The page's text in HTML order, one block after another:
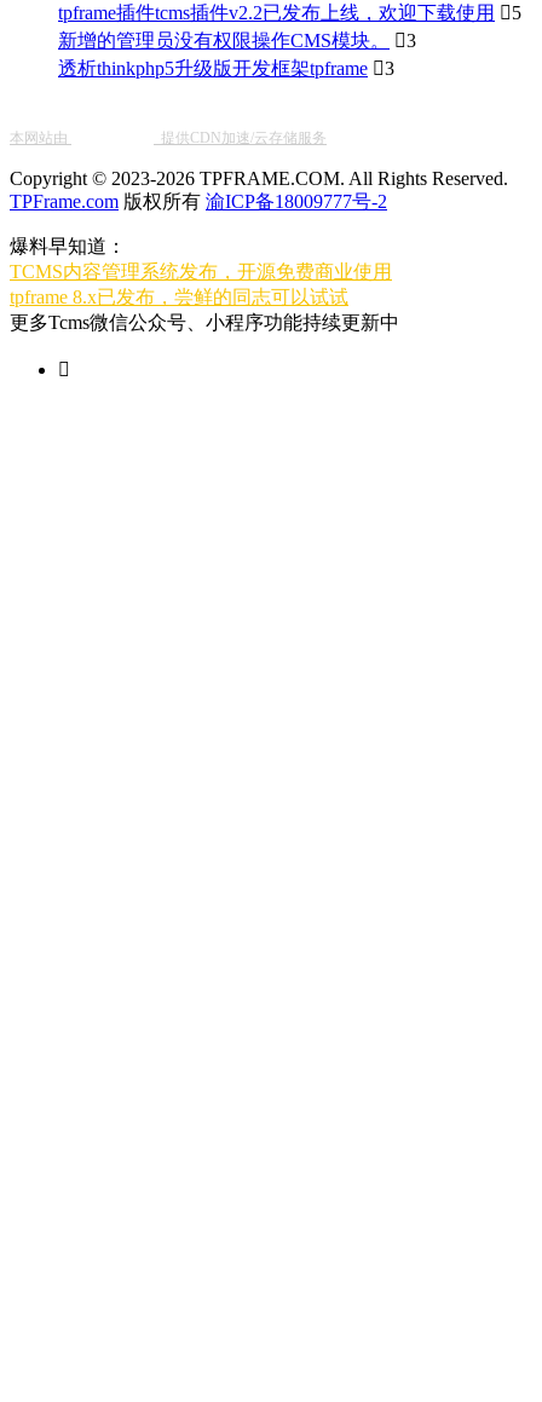
tpframe插件tcms插件v2.2已发布上线，欢迎下载使用 5
新增的管理员没有权限操作CMS模块。
3
透析thinkphp5升级版开发框架tpframe 3
本网站由 提供CDN加速/云存储服务
Copyright © 2023-2026 TPFRAME.COM. All Rights Reserved.
TPFrame.com 版权所有 渝ICP备18009777号-2
爆料早知道：
TCMS内容管理系统发布，开源免费商业使用
tpframe 8.x已发布，尝鲜的同志可以试试
更多Tcms微信公众号、小程序功能持续更新中
